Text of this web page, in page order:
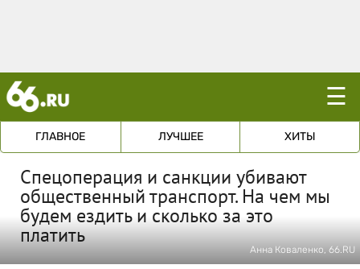
☰
ГЛАВНОЕ ЛУЧШЕЕ ХИТЫ
Спецоперация и санкции убивают
общественный транспорт. На чем мы
будем ездить и сколько за это
платить
Анна Коваленко, 66.RU